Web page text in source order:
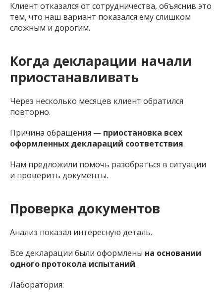
Клиент отказался от сотрудничества, объяснив это
тем, что наш вариант показался ему слишком
сложным и дорогим.
Когда декларации начали
приостанавливать
Через несколько месяцев клиент обратился
повторно.
Причина обращения — приостановка всех
оформленных деклараций соответствия.
Нам предложили помочь разобраться в ситуации
и проверить документы.
Проверка документов
Анализ показал интересную деталь.
Все декларации были оформлены на основании
одного протокола испытаний.
Лаборатория: